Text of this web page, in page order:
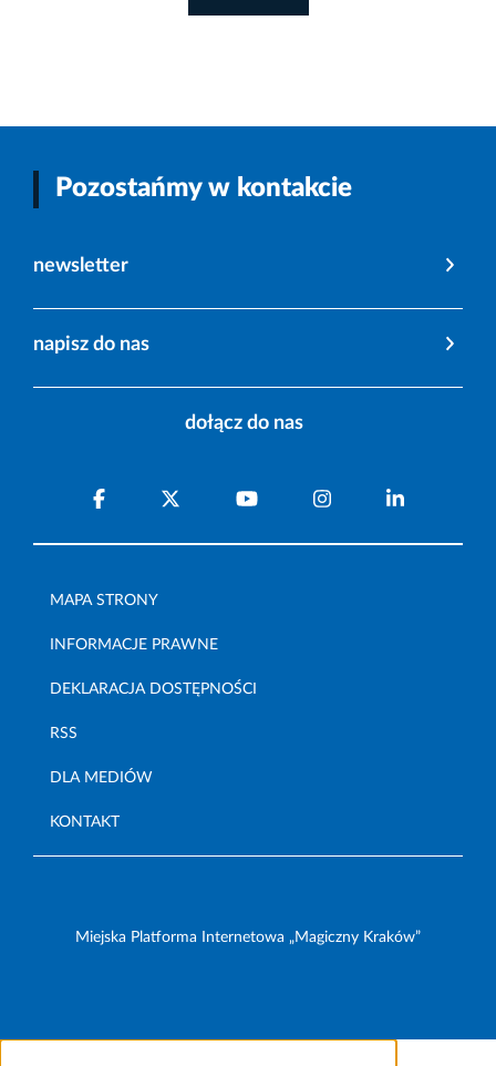
Pozostańmy w kontakcie
newsletter
napisz do nas
dołącz do nas
MAPA STRONY
INFORMACJE PRAWNE
DEKLARACJA DOSTĘPNOŚCI
RSS
DLA MEDIÓW
KONTAKT
Miejska Platforma Internetowa „Magiczny Kraków”